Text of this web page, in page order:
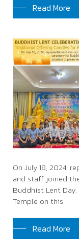
Read More
On July 18, 2024,
and staff joined
Buddhist Lent
Temple on this
Read More